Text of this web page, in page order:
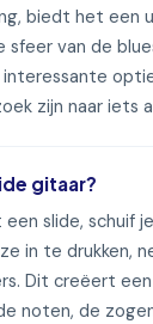
biedt het een
van de
zijn naar iets
gitaar?
slide, schuif
in te drukken,
Dit creëert
noten, de